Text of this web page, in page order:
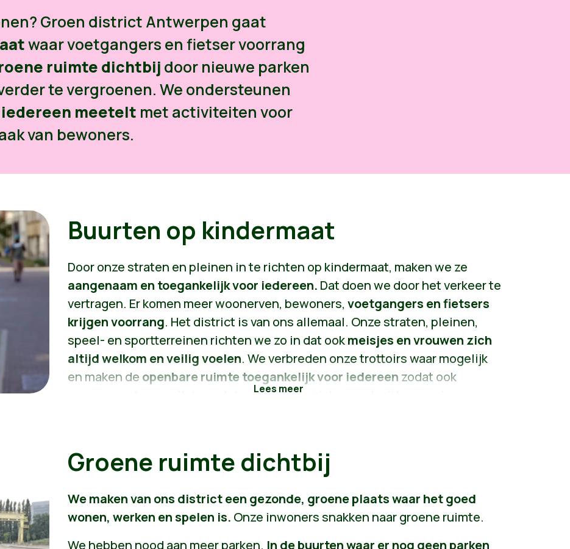
Groen district Antwerpen gaat
waar voetgangers en fietser voorrang
ruimte dichtbij door nieuwe parken
te vergroenen. We ondersteunen
meetelt met activiteiten voor
van bewoners.
Buurten op kindermaat
Door onze straten en pleinen in te richten op kindermaat, maken we ze
aangenaam en toegankelijk voor iedereen. Dat doen we door het verkeer te
vertragen. Er komen meer woonerven, bewoners,voetgangers en fietsers
krijgen voorrang. Het district is van ons allemaal. Onze straten, pleinen,
speel- en sportterreinen richten we zo in dat ookmeisjes en vrouwen zich
altijd welkom en veilig voelen. We verbreden onze trottoirs waar mogelijk
en maken de openbare ruimte toegankelijk voor iedereen zodat ook
mensen met een rollator, rolstoel of buggy zich overal vrij kunnen bewegen.
Groene ruimte dichtbij
We maken van ons district een gezonde, groene plaats waar het goed
wonen, werken en spelen is. Onze inwoners snakken naar groene ruimte.
We hebben nood aan meer parken. In de buurten waar er nog geen parken